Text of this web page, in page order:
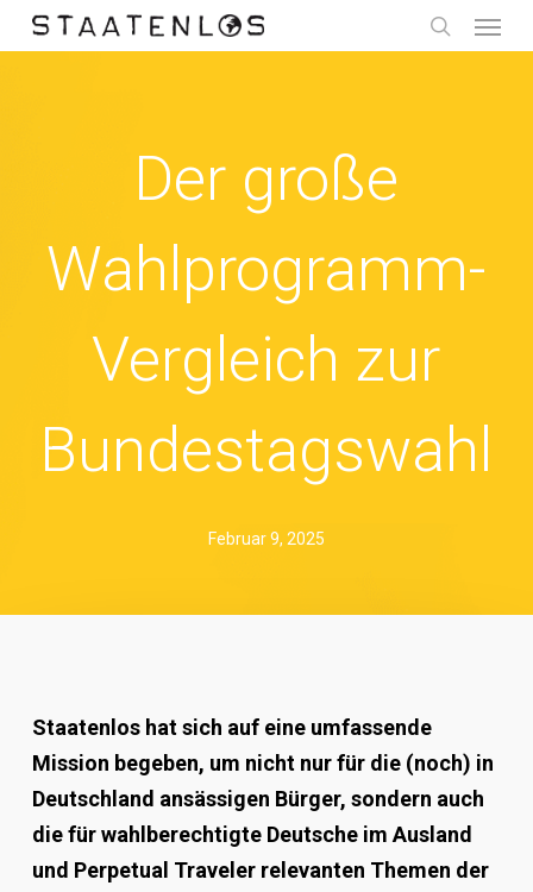
Skip
to
search
Der große
Wahlprogramm-
Vergleich zur
Bundestagswahl
Februar 9, 2025
Staatenlos hat sich auf eine umfassende
Mission begeben, um nicht nur für die (noch) in
Deutschland ansässigen Bürger, sondern auch
die für wahlberechtigte Deutsche im Ausland
und Perpetual Traveler relevanten Themen der